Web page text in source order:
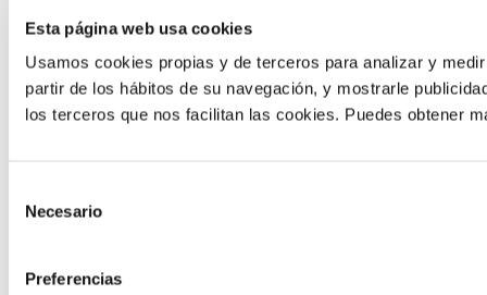
Esta página web usa cookies
Usamos cookies propias y de terceros para analizar y
partir de los hábitos de su navegación, y mostrarle
los terceros que nos facilitan las cookies. Puedes obtener
Necesario
Preferencias